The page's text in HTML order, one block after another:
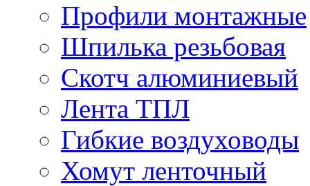
Профили монтажные
Шпилька резьбовая
Скотч алюминиевый
Лента ТПЛ
Гибкие воздуховоды
Хомут ленточный